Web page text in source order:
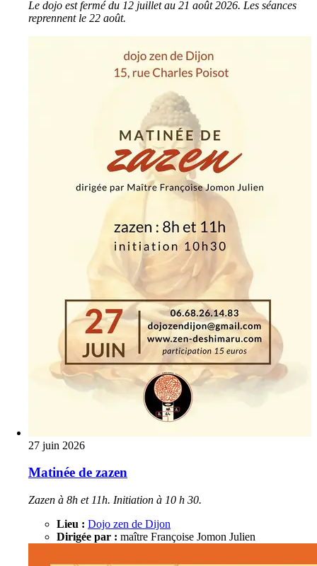
Le dojo est fermé du 12 juillet au 21 août 2026. Les séances
reprennent le 22 août.
27 juin 2026
Matinée de zazen
Zazen à 8h et 11h. Initiation à 10 h 30.
Lieu : Dojo zen de Dijon
Dirigée par : maître Françoise Jomon Julien